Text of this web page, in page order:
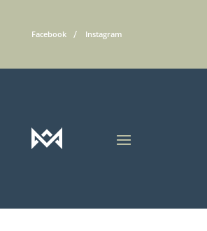
Facebook Instagram